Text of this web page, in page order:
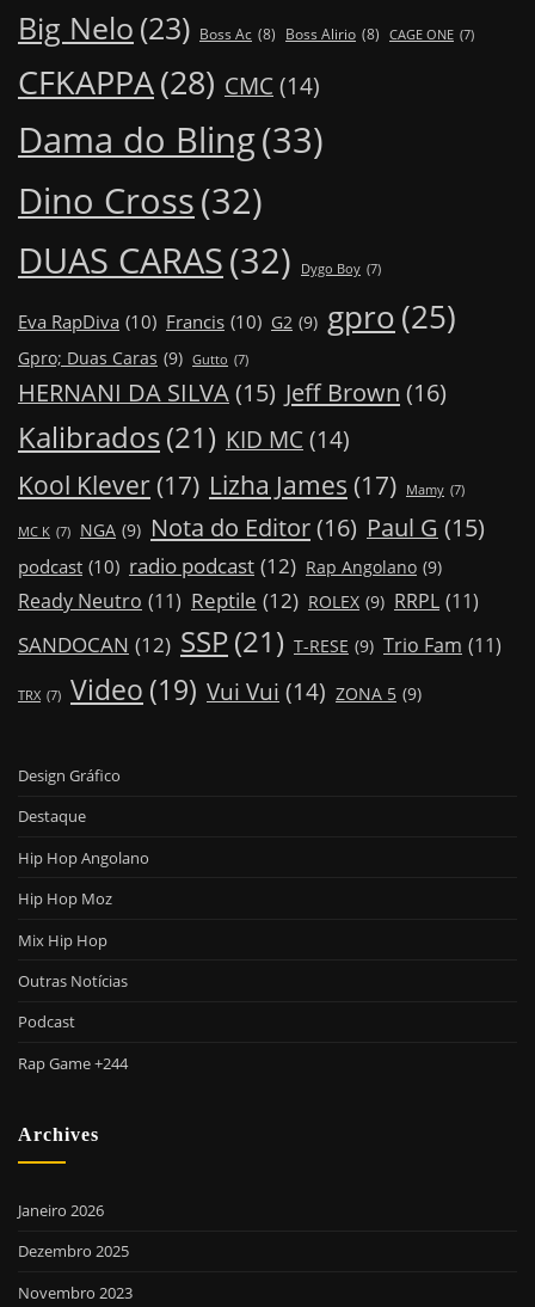
Big Nelo (23) Boss Ac (8) Boss Alirio (8) CAGE ONE (7)
CFKAPPA(28) CMC (14)
Dama do Bling(33)
Dino Cross(32)
DUAS CARAS(32) Dygo Boy (7)
Eva RapDiva (10) Francis (10) G2 (9) gpro(25)
Gpro; Duas Caras (9) Gutto (7)
HERNANI DA SILVA(15) Jeff Brown (16)
Kalibrados(21) KID MC (14)
Kool Klever (17) Lizha James (17) Mamy (7)
MC K (7) NGA (9) Nota do Editor(16) Paul G (15)
podcast (10) radio podcast (12) Rap Angolano (9)
Ready Neutro (11) Reptile (12) ROLEX (9) RRPL (11)
SANDOCAN (12) SSP(21) T-RESE (9) Trio Fam (11)
TRX (7) Video (19) Vui Vui (14) ZONA 5 (9)
Design Gráfico
Destaque
Hip Hop Angolano
Hip Hop Moz
Mix Hip Hop
Outras Notícias
Podcast
Rap Game +244
Archives
Janeiro 2026
Dezembro 2025
Novembro 2023